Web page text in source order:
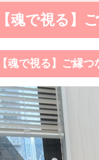
【魂で視る】
【魂で視る】ご縁